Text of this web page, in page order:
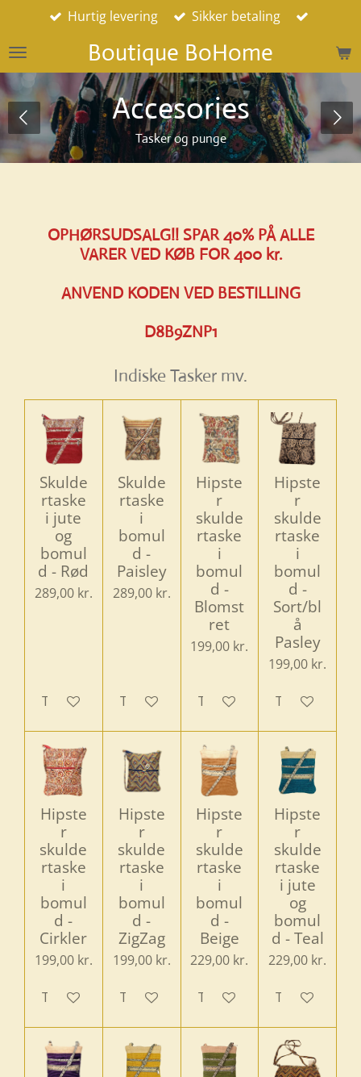
hovedindholdBoutique BoHome
Hurtig levering Sikker betaling
Accesories
Tasker og punge
OPHØRSUDSALG!! SPAR 40% PÅ ALLE
VARER VED KØB FOR 400 kr.
ANVEND KODEN VED BESTILLING
D8B9ZNP1
Indiske Tasker mv.
Skulde
rtaske
i jute
og
bomul
d - Rød
289,00 kr.
Tilføj til kurv
Skulde
rtaske
i
bomul
d -
Paisley
289,00 kr.
Tilføj til kurv
Hipste
r
skulde
rtaske
i
bomul
d -
Blomst
ret
199,00 kr.
Tilføj til kurv
Hipste
r
skulde
rtaske
i
bomul
d -
Sort/bl
å
Pasley
199,00 kr.
Tilføj til kurv
Hipste
r
skulde
rtaske
i
bomul
d -
Cirkler
199,00 kr.
Tilføj til kurv
Hipste
r
skulde
rtaske
i
bomul
d -
ZigZag
199,00 kr.
Tilføj til kurv
Hipste
r
skulde
rtaske
i
bomul
d -
Beige
229,00 kr.
Tilføj til kurv
Hipste
r
skulde
rtaske
i jute
og
bomul
d - Teal
229,00 kr.
Tilføj til kurv